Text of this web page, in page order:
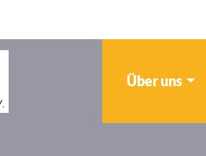
Über uns